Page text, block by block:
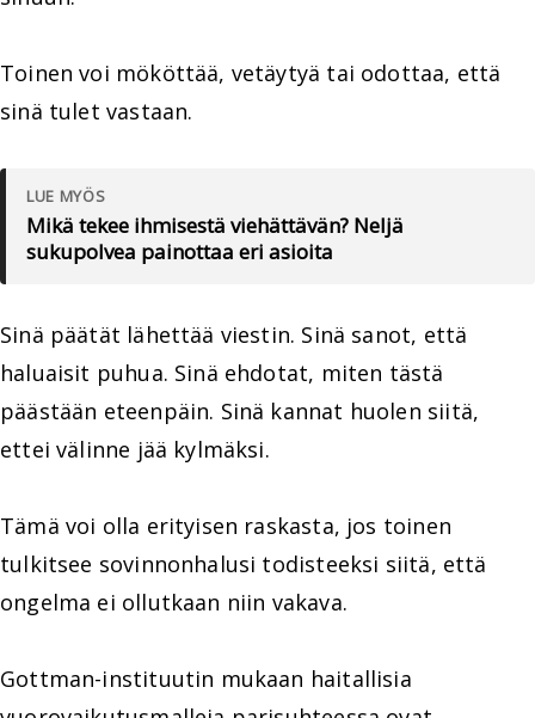
Toinen voi mököttää, vetäytyä tai odottaa, että
sinä tulet vastaan.
LUE MYÖS
Mikä tekee ihmisestä viehättävän? Neljä
sukupolvea painottaa eri asioita
Sinä päätät lähettää viestin. Sinä sanot, että
haluaisit puhua. Sinä ehdotat, miten tästä
päästään eteenpäin. Sinä kannat huolen siitä,
ettei välinne jää kylmäksi.
Tämä voi olla erityisen raskasta, jos toinen
tulkitsee sovinnonhalusi todisteeksi siitä, että
ongelma ei ollutkaan niin vakava.
Gottman-instituutin mukaan haitallisia